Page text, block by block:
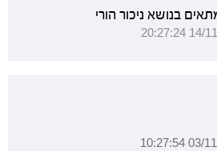
בנושא ניכור הורי